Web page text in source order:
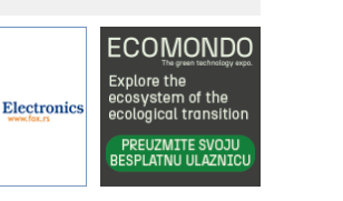
– Komponente koje
pouzdanost hidrauličkih
pumpe – japanska
u transferu fluida
Group Industrial – Napredna
za filtraciju u hidrauličkim i